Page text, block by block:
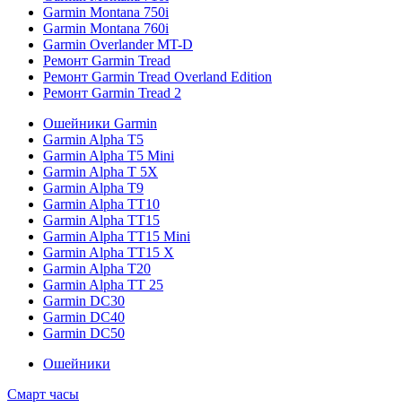
Garmin Montana 750i
Garmin Montana 760i
Garmin Overlander MT-D
Ремонт Garmin Tread
Ремонт Garmin Tread Overland Edition
Ремонт Garmin Tread 2
Ошейники Garmin
Garmin Alpha T5
Garmin Alpha T5 Mini
Garmin Alpha T 5X
Garmin Alpha T9
Garmin Alpha TT10
Garmin Alpha TT15
Garmin Alpha TT15 Mini
Garmin Alpha TT15 X
Garmin Alpha T20
Garmin Alpha TT 25
Garmin DC30
Garmin DC40
Garmin DC50
Ошейники
Смарт часы